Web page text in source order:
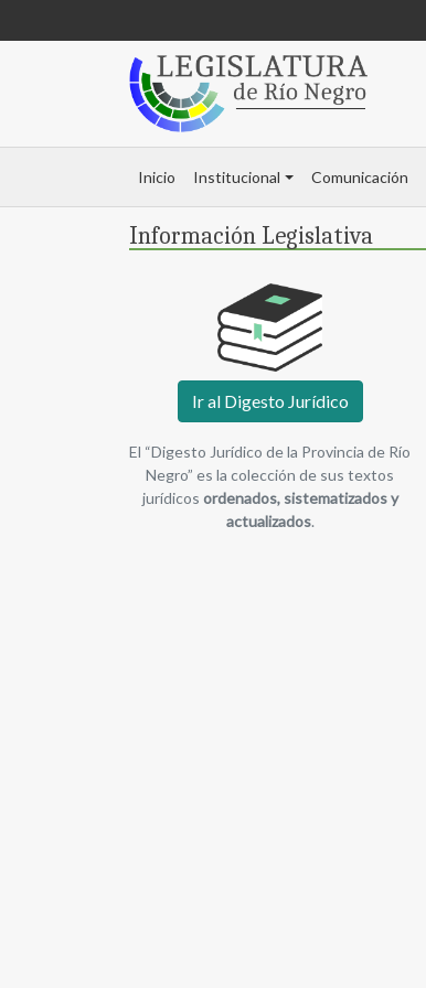
Inicio Institucional Comunicación
Información Legislativa
Ir al Digesto Jurídico
El “Digesto Jurídico de la Provincia de Río
Negro” es la colección de sus textos
jurídicos ordenados, sistematizados y
actualizados.